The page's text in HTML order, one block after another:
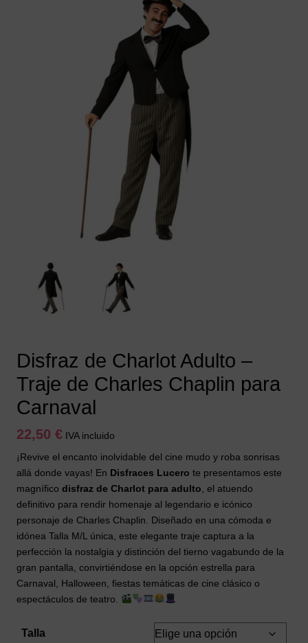
Disfraz de Charlot Adulto –
Traje de Charles Chaplin para
Carnaval
22,50 € IVA incluido
¡Revive el encanto inolvidable del cine mudo y roba sonrisas
allá donde vayas! En Disfraces Lucero te presentamos este
magnífico disfraz de Charlot para adulto , el atuendo
definitivo para rendir homenaje al legendario e icónico
personaje de Charles Chaplin. Diseñado en una cómoda e
idónea Talla M/L única, este elegante traje captura a la
perfección la nostalgia y distinción del tierno vagabundo de la
gran pantalla, convirtiéndose en la opción estrella para
Carnaval, Halloween, fiestas temáticas de cine clásico o
espectáculos de teatro.
Talla